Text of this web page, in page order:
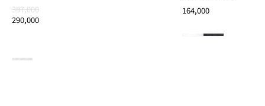
387,000
290,000
164,000